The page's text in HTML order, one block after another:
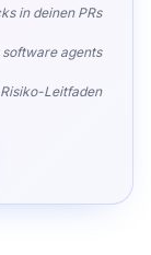
in deinen PRs
agents
Leitfaden